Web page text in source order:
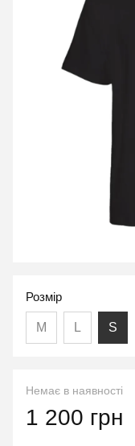
Розмір
M L S
Немає в наявності
1 200 грн